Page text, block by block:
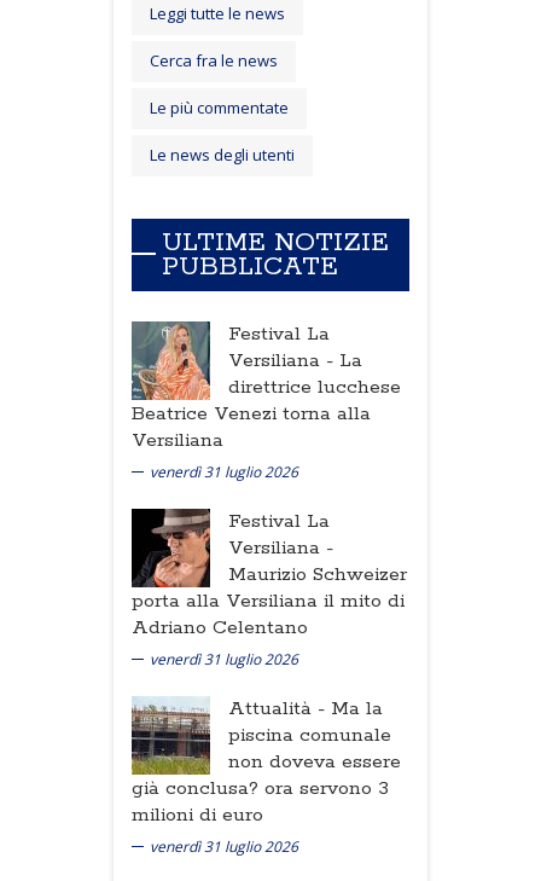
Leggi tutte le news
Cerca fra le news
Le più commentate
Le news degli utenti
ULTIME NOTIZIE
PUBBLICATE
Festival La
Versiliana - La
direttrice lucchese
Beatrice Venezi torna alla
Versiliana
venerdì 31 luglio 2026
Festival La
Versiliana -
Maurizio Schweizer
porta alla Versiliana il mito di
Adriano Celentano
venerdì 31 luglio 2026
Attualità - Ma la
piscina comunale
non doveva essere
già conclusa? ora servono 3
milioni di euro
venerdì 31 luglio 2026